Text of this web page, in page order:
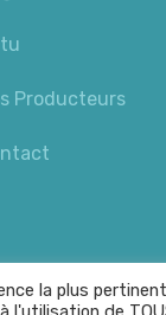
Producteurs
la plus